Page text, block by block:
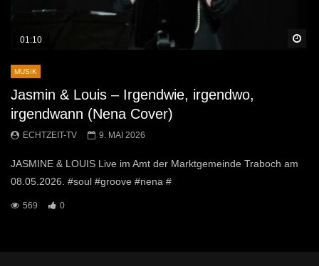
01:10
MUSIK
Jasmin & Louis – Irgendwie, irgendwo,
irgendwann (Nena Cover)
ECHTZEIT-TV 9. MAI 2026
JASMINE & LOUIS Live im Amt der Marktgemeinde Traboch am
08.05.2026. #soul #groove #nena #
569 0